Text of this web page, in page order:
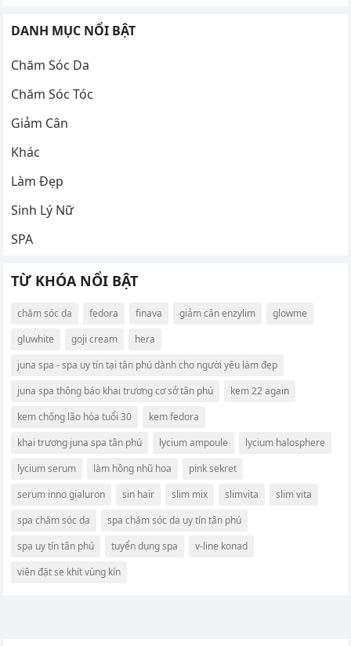
DANH MỤC NỔI BẬT
Chăm Sóc Da
Chăm Sóc Tóc
Giảm Cân
Khác
Làm Đẹp
Sinh Lý Nữ
SPA
TỪ KHÓA NỔI BẬT
chăm sóc da fedora finava giảm cân enzylim
glowme
gluwhite
goji cream
hera
juna spa - spa uy tín tại tân phú dành cho người yêu làm đẹp
juna spa thông báo khai trương cơ sở tân phú
kem 22 again
kem chống lão hóa tuổi 30
kem fedora
khai trương juna spa tân phú
lycium ampoule
lycium halosphere
lycium serum
làm hồng nhũ hoa
pink sekret
serum inno gialuron
sin hair slim mix slimvita
slim vita
spa chăm sóc da
spa chăm sóc da uy tín tân phú
spa uy tín tân phú
tuyển dụng spa
v-line konad
viên đặt se khít vùng kín